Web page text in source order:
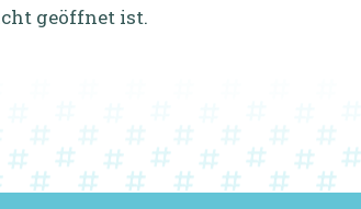
geöffnet ist.